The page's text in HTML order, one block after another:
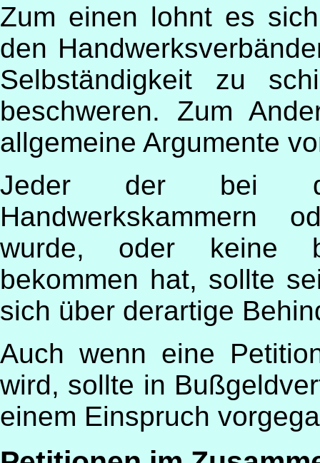
Zum einen lohnt es
den
Selbständigkeit zu
beschweren. Zum
allgemeine Argumente
Jeder der bei
Handwerkskammern
wurde, oder keine
bekommen hat, sollte
sich über derartige
Auch wenn eine
wird, sollte in
einem Einspruch